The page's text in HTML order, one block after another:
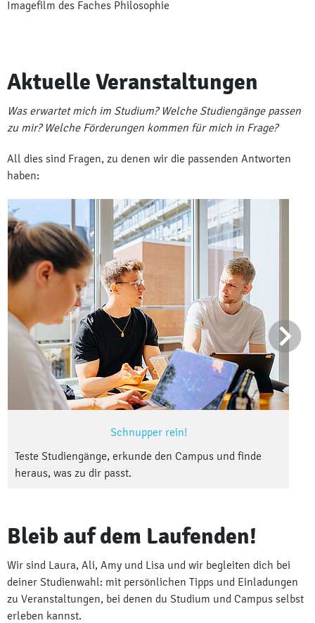
Imagefilm des Faches Philosophie
Aktuelle Veranstaltungen
Was erwartet mich im Studium? Welche Studiengänge passen
zu mir? Welche Förderungen kommen für mich in Frage?
All dies sind Fragen, zu denen wir die passenden Antworten
haben:
Schnupper rein!
Teste Studiengänge, erkunde den Campus und finde
heraus, was zu dir passt.
Bleib auf dem Laufenden!
Wir sind Laura, Ali, Amy und Lisa und wir begleiten dich bei
deiner Studienwahl: mit persönlichen Tipps und Einladungen
zu Veranstaltungen, bei denen du Studium und Campus selbst
erleben kannst.